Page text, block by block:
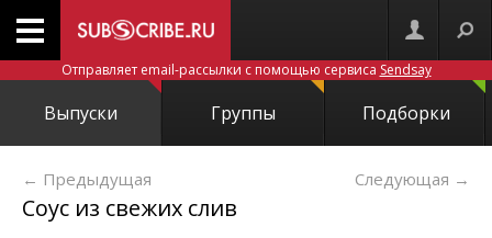
Отправляет email-рассылки с помощью сервиса Sendsay
Выпуски Группы Подборки
← Предыдущая Следующая →
Соус из свежих слив